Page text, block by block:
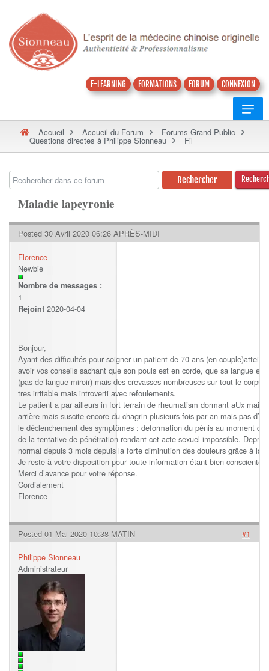
E-LEARNING FORMATIONS FORUM CONNEXION
Accueil Accueil du Forum Forums Grand Public
Questions directes à Philippe Sionneau Fil
Maladie lapeyronie
Posted 30 Avril 2020 06:26 APRÈS-MIDI
Florence
Newbie
Nombre de messages :
1
Rejoint 2020-04-04
Bonjour,
Ayant des difficultés pour soigner un patient de 70 ans (en
avoir vos conseils sachant que son pouls est en corde, que sa langue
(pas de langue miroir) mais des crevasses nombreuses sur tout le
tres irritable mais introverti avec refoulements.
Le patient a par ailleurs in fort terrain de rheumatism dormant aUx
arrière mais suscite encore du chagrin plusieurs fois par an mais pas
le déclenchement des symptômes : deformation du pénis au moment de
de la tentative de pénétration rendant cet acte sexuel impossible.
normal depuis 3 mois depuis la forte diminution des douleurs grâce à la
Je reste à votre disposition pour toute information étant bien consciente
Merci d’avance pour votre réponse.
Cordialement
Florence
Posted 01 Mai 2020 10:38 MATIN #1
Philippe Sionneau
Administrateur